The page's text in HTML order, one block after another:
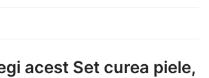
acest Set curea piele,